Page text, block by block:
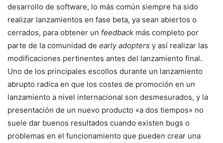
desarrollo de software, lo más común siempre ha sido
realizar lanzamientos en fase beta, ya sean abiertos o
cerrados, para obtener un feedback más completo por
parte de la comunidad de early adopters y así realizar las
modificaciones pertinentes antes del lanzamiento final.
Uno de los principales escollos durante un lanzamiento
abrupto radica en que los costes de promoción en un
lanzamiento a nivel internacional son desmesurados, y la
presentación de un nuevo producto «a dos tiempos» no
suele dar buenos resultados cuando existen bugs o
problemas en el funcionamiento que pueden crear una